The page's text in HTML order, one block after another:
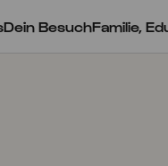
Dein BesuchFamilie,